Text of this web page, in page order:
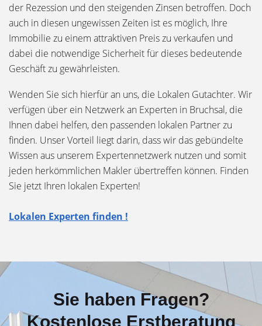
der Rezession und den steigenden Zinsen betroffen. Doch
auch in diesen ungewissen Zeiten ist es möglich, Ihre
Immobilie zu einem attraktiven Preis zu verkaufen und
dabei die notwendige Sicherheit für dieses bedeutende
Geschäft zu gewährleisten.
Wenden Sie sich hierfür an uns, die Lokalen Gutachter. Wir
verfügen über ein Netzwerk an Experten in Bruchsal, die
Ihnen dabei helfen, den passenden lokalen Partner zu
finden. Unser Vorteil liegt darin, dass wir das gebündelte
Wissen aus unserem Expertennetzwerk nutzen und somit
jeden herkömmlichen Makler übertreffen können. Finden
Sie jetzt Ihren lokalen Experten!
Lokalen Experten finden !
Sie haben Fragen?
Kostenlose Erstberatung